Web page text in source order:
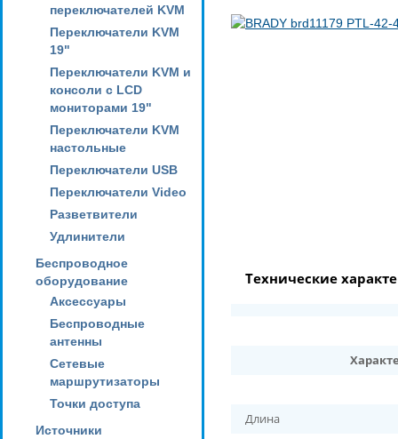
переключателей KVM
Переключатели KVM
19"
Переключатели KVM и
консоли с LCD
мониторами 19"
Переключатели KVM
настольные
Переключатели USB
Переключатели Video
Разветвители
Удлинители
Беспроводное
оборудование
Аксессуары
Беспроводные
антенны
Сетевые
маршрутизаторы
Точки доступа
Источники
Технические
Длина